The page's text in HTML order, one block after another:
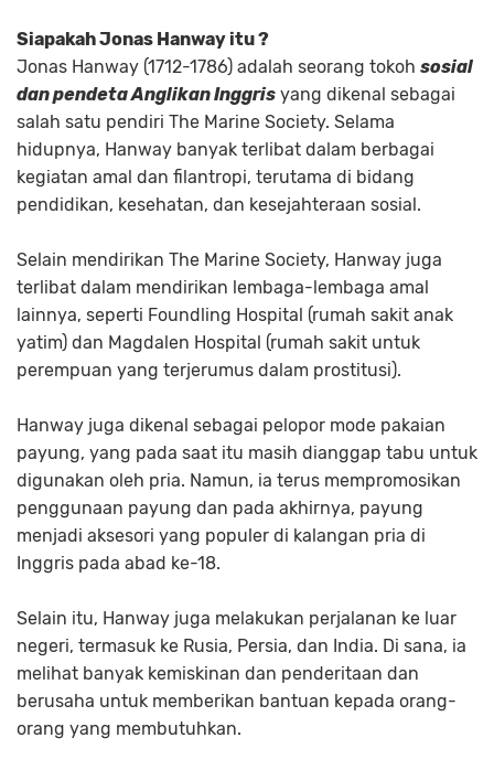
Siapakah Jonas Hanway itu ?
Jonas Hanway (1712-1786) adalah seorang tokoh sosial
dan pendeta Anglikan Inggris yang dikenal sebagai
salah satu pendiri The Marine Society. Selama
hidupnya, Hanway banyak terlibat dalam berbagai
kegiatan amal dan filantropi, terutama di bidang
pendidikan, kesehatan, dan kesejahteraan sosial.
Selain mendirikan The Marine Society, Hanway juga
terlibat dalam mendirikan lembaga-lembaga amal
lainnya, seperti Foundling Hospital (rumah sakit anak
yatim) dan Magdalen Hospital (rumah sakit untuk
perempuan yang terjerumus dalam prostitusi).
Hanway juga dikenal sebagai pelopor mode pakaian
payung, yang pada saat itu masih dianggap tabu untuk
digunakan oleh pria. Namun, ia terus mempromosikan
penggunaan payung dan pada akhirnya, payung
menjadi aksesori yang populer di kalangan pria di
Inggris pada abad ke-18.
Selain itu, Hanway juga melakukan perjalanan ke luar
negeri, termasuk ke Rusia, Persia, dan India. Di sana, ia
melihat banyak kemiskinan dan penderitaan dan
berusaha untuk memberikan bantuan kepada orang-
orang yang membutuhkan.